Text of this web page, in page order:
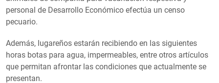
personal de Desarrollo Económico efectúa un censo
pecuario.
Además, lugareños estarán recibiendo en las siguientes
horas botas para agua, impermeables, entre otros artículos
que permitan afrontar las condiciones que actualmente se
presentan.